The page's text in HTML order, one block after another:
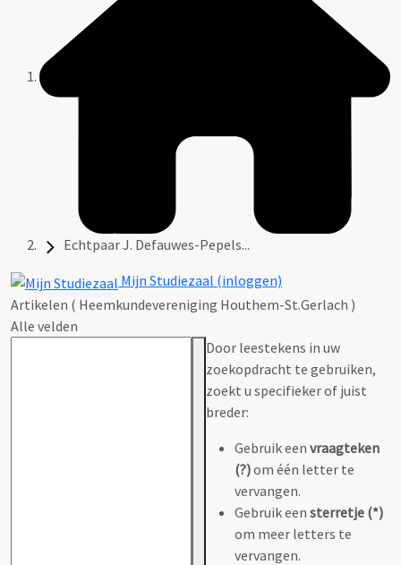
Echtpaar J. Defauwes-Pepels...
Mijn Studiezaal (inloggen)
Artikelen ( Heemkundevereniging Houthem-St.Gerlach )
Alle velden
Door leestekens in uw
zoekopdracht te gebruiken,
zoekt u specifieker of juist
breder:
Gebruik een vraagteken
(?)om één letter te
vervangen.
Gebruik een sterretje (*)
om meer letters te
vervangen.